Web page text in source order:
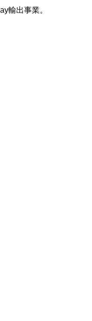
輸出事業。